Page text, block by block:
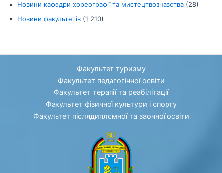
Новини кафедри хореографії та мистецтвознавства (28)
Новини факультетів (1 210)
Факультет туризму
Факультет педагогічної освіти
Факультет терапії та реабілітації
Факультет фізичної культури і спорту
Факультет післядипломної та заочної освіти